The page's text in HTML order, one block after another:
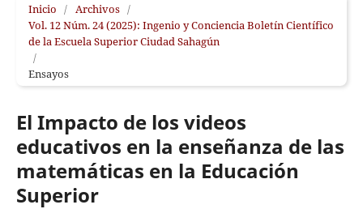
Inicio / Archivos /
Vol. 12 Núm. 24 (2025): Ingenio y Conciencia Boletín Científico
de la Escuela Superior Ciudad Sahagún
/
Ensayos
El Impacto de los videos
educativos en la enseñanza de las
matemáticas en la Educación
Superior